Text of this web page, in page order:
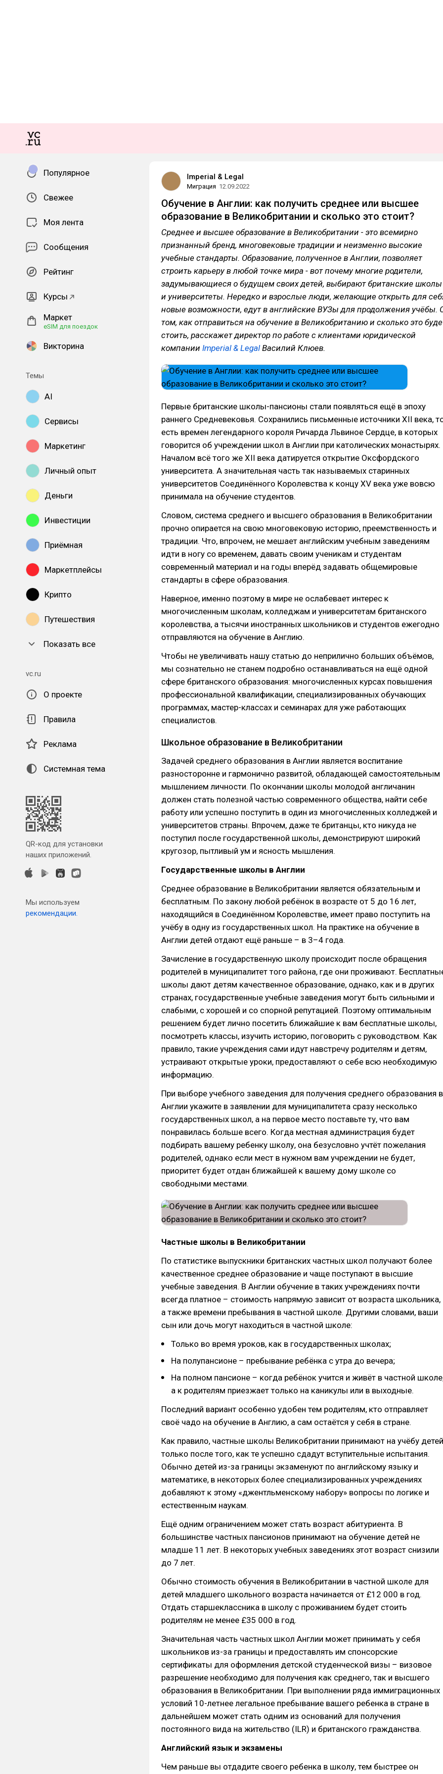
Популярное
Свежее
Моя лента
Сообщения
Рейтинг
Курсы
Маркет
eSIM для поездок
Викторина
Темы
AI
Сервисы
Маркетинг
Личный опыт
Деньги
Инвестиции
Приёмная
Маркетплейсы
Крипто
Путешествия
Показать все
vc.ru
О проекте
Правила
Реклама
Системная тема
QR-код для установки
наших приложений.
Мы используем
рекомендации.
Imperial & Legal
Миграция 12.09.2022
Обучение в Англии: как получить среднее или высшее
образование в Великобритании и сколько это стоит?
Среднее и высшее образование в Великобритании - это всемирно
признанный бренд, многовековые традиции и неизменно высокие
учебные стандарты. Образование, полученное в Англии, позволяет
строить карьеру в любой точке мира - вот почему многие родители,
задумывающиеся о будущем своих детей, выбирают британские школы
и университеты. Нередко и взрослые люди, желающие открыть для
новые возможности, едут в английские ВУЗы для продолжения учёбы.
том, как отправиться на обучение в Великобританию и сколько это
стоить, расскажет директор по работе с клиентами юридической
компании Imperial & Legal Василий Клюев.
Первые британские школы-пансионы стали появляться ещё в эпоху
раннего Средневековья. Сохранились письменные источники XII века,
есть времен легендарного короля Ричарда Львиное Сердце, в которых
говорится об учреждении школ в Англии при католических монастырях.
Началом всё того же XII века датируется открытие Оксфордского
университета. А значительная часть так называемых старинных
университетов Соединённого Королевства к концу XV века уже вовсю
принимала на обучение студентов.
Словом, система среднего и высшего образования в Великобритании
прочно опирается на свою многовековую историю, преемственность и
традиции. Что, впрочем, не мешает английским учебным заведениям
идти в ногу со временем, давать своим ученикам и студентам
современный материал и на годы вперёд задавать общемировые
стандарты в сфере образования.
Наверное, именно поэтому в мире не ослабевает интерес к
многочисленным школам, колледжам и университетам британского
королевства, а тысячи иностранных школьников и студентов ежегодно
отправляются на обучение в Англию.
Чтобы не увеличивать нашу статью до неприлично больших объёмов,
мы сознательно не станем подробно останавливаться на ещё одной
сфере британского образования: многочисленных курсах повышения
профессиональной квалификации, специализированных обучающих
программах, мастер-классах и семинарах для уже работающих
специалистов.
Школьное образование в Великобритании
Задачей среднего образования в Англии является воспитание
разносторонне и гармонично развитой, обладающей самостоятельным
мышлением личности. По окончании школы молодой англичанин
должен стать полезной частью современного общества, найти себе
работу или успешно поступить в один из многочисленных колледжей и
университетов страны. Впрочем, даже те британцы, кто никуда не
поступил после государственной школы, демонстрируют широкий
кругозор, пытливый ум и ясность мышления.
Государственные школы в Англии
Среднее образование в Великобритании является обязательным и
бесплатным. По закону любой ребёнок в возрасте от 5 до 16 лет,
находящийся в Соединённом Королевстве, имеет право поступить на
учёбу в одну из государственных школ. На практике на обучение в
Англии детей отдают ещё раньше – в 3–4 года.
Зачисление в государственную школу происходит после обращения
родителей в муниципалитет того района, где они проживают.
школы дают детям качественное образование, однако, как и в других
странах, государственные учебные заведения могут быть сильными и
слабыми, с хорошей и со спорной репутацией. Поэтому оптимальным
решением будет лично посетить ближайшие к вам бесплатные школы,
посмотреть классы, изучить историю, поговорить с руководством. Как
правило, такие учреждения сами идут навстречу родителям и детям,
устраивают открытые уроки, предоставляют о себе всю необходимую
информацию.
При выборе учебного заведения для получения среднего образования в
Англии укажите в заявлении для муниципалитета сразу несколько
государственных школ, а на первое место поставьте ту, что вам
понравилась больше всего. Когда местная администрация будет
подбирать вашему ребенку школу, она безусловно учтёт пожелания
родителей, однако если мест в нужном вам учреждении не будет,
приоритет будет отдан ближайшей к вашему дому школе со
свободными местами.
Частные школы в Великобритании
По статистике выпускники британских частных школ получают более
качественное среднее образование и чаще поступают в высшие
учебные заведения. В Англии обучение в таких учреждениях почти
всегда платное – стоимость напрямую зависит от возраста школьника,
а также времени пребывания в частной школе. Другими словами, ваши
сын или дочь могут находиться в частной школе:
Только во время уроков, как в государственных школах;
На полупансионе – пребывание ребёнка с утра до вечера;
На полном пансионе – когда ребёнок учится и живёт в частной
а к родителям приезжает только на каникулы или в выходные.
Последний вариант особенно удобен тем родителям, кто отправляет
своё чадо на обучение в Англию, а сам остаётся у себя в стране.
Как правило, частные школы Великобритании принимают на учёбу детей
только после того, как те успешно сдадут вступительные испытания.
Обычно детей из-за границы экзаменуют по английскому языку и
математике, в некоторых более специализированных учреждениях
добавляют к этому «джентльменскому набору» вопросы по логике и
естественным наукам.
Ещё одним ограничением может стать возраст абитуриента. В
большинстве частных пансионов принимают на обучение детей не
младше 11 лет. В некоторых учебных заведениях этот возраст снизили
до 7 лет.
Обычно стоимость обучения в Великобритании в частной школе для
детей младшего школьного возраста начинается от £12 000 в год.
Отдать старшеклассника в школу с проживанием будет стоить
родителям не менее £35 000 в год.
Значительная часть частных школ Англии может принимать у себя
школьников из-за границы и предоставлять им спонсорские
сертификаты для оформления детской студенческой визы – визовое
разрешение необходимо для получения как среднего, так и высшего
образования в Великобритании. При выполнении ряда иммиграционных
условий 10-летнее легальное пребывание вашего ребенка в стране в
дальнейшем может стать одним из оснований для получения
постоянного вида на жительство (ILR) и британского гражданства.
Английский язык и экзамены
Чем раньше вы отдадите своего ребенка в школу, тем быстрее он